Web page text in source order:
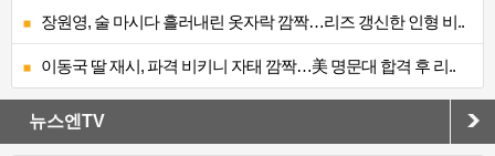
장원영, 술 마시다 흘러내린 옷자락 깜짝…리즈 갱신한 인형 비..
이동국 딸 재시, 파격 비키니 자태 깜짝…美 명문대 합격 후 리..
뉴스엔TV